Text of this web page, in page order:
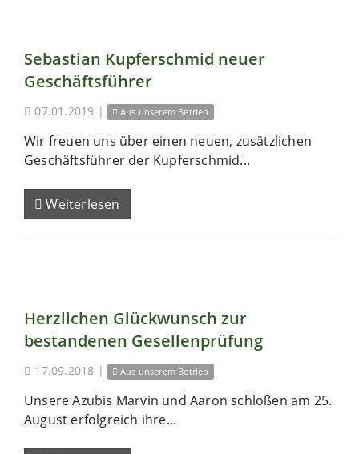
Sebastian Kupferschmid neuer
Geschäftsführer
07.01.2019 | Aus unserem Betrieb
Wir freuen uns über einen neuen, zusätzlichen
Geschäftsführer der Kupferschmid...
Weiterlesen
Herzlichen Glückwunsch zur
bestandenen Gesellenprüfung
17.09.2018 | Aus unserem Betrieb
Unsere Azubis Marvin und Aaron schloßen am 25.
August erfolgreich ihre...